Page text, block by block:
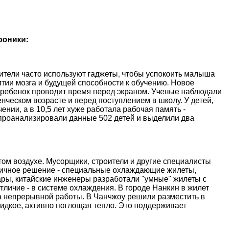
часто используют гаджеты, чтобы успокоить малыша
мозга и будущей способности к обучению. Новое
ребенок проводит время перед экраном. Ученые наблюдали
возрасте и перед поступлением в школу. У детей,
а в 10,5 лет хуже работала рабочая память -
данные 502 детей и выделили два
воздухе. Мусорщики, строители и другие специалисты
решение - специальные охлаждающие жилеты,
китайские инженеры разработали "умные" жилеты с
- в системе охлаждения. В городе Нанкин в жилет
непрерывной работы. В Чанчжоу решили разместить в
активно поглощая тепло. Это поддерживает